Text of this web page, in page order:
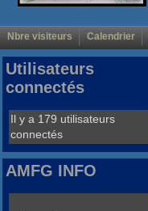
Nbre visiteurs Calendrier
Utilisateurs
connectés
Il y a 179 utilisateurs
connectés
AMFG INFO